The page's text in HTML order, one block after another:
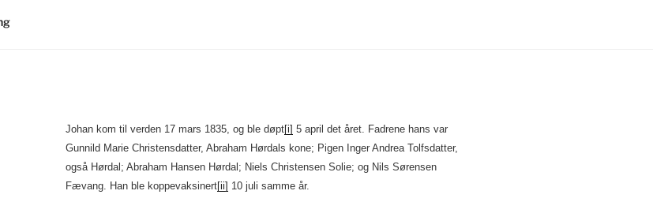
Johan kom til verden 17 mars 1835, og ble døpt[i] 5 april det året. Fadrene hans var
Gunnild Marie Christensdatter, Abraham Hørdals kone; Pigen Inger Andrea Tolfsdatter,
også Hørdal; Abraham Hansen Hørdal; Niels Christensen Solie; og Nils Sørensen
Fævang. Han ble koppevaksinert[ii] 10 juli samme år.